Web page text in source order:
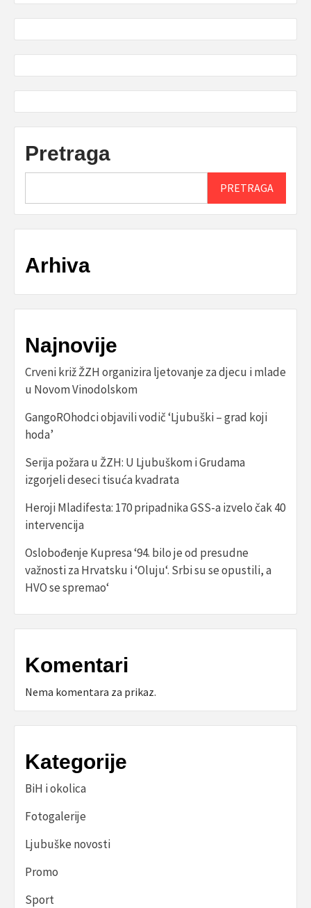
Pretraga
PRETRAGA
Arhiva
Najnovije
Crveni križ ŽZH organizira ljetovanje za djecu i mlade
u Novom Vinodolskom
GangoROhodci objavili vodič ‘Ljubuški – grad koji
hoda’
Serija požara u ŽZH: U Ljubuškom i Grudama
izgorjeli deseci tisuća kvadrata
Heroji Mladifesta: 170 pripadnika GSS-a izvelo čak 40
intervencija
Oslobođenje Kupresa ‘94. bilo je od presudne
važnosti za Hrvatsku i ‘Oluju‘. Srbi su se opustili, a
HVO se spremao‘
Komentari
Nema komentara za prikaz.
Kategorije
BiH i okolica
Fotogalerije
Ljubuške novosti
Promo
Sport